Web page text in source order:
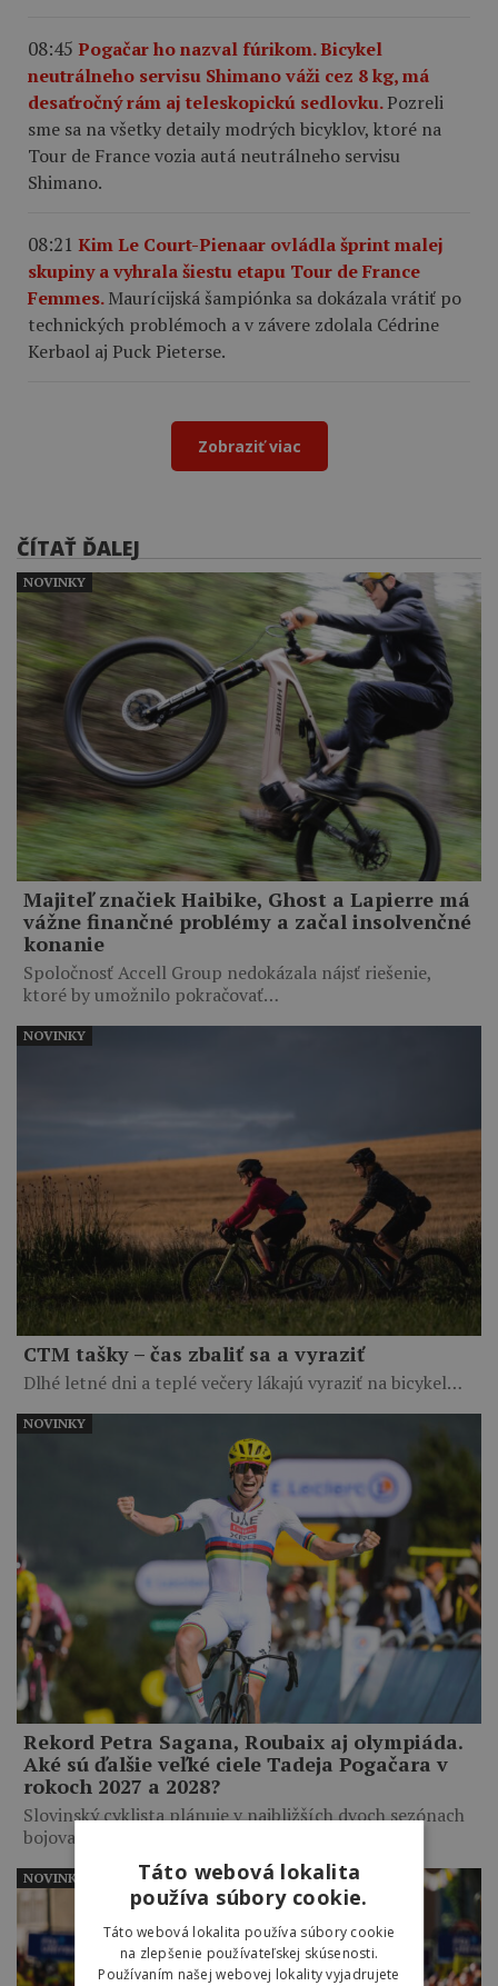
08:45 Pogačar ho nazval fúrikom. Bicykel
neutrálneho servisu Shimano váži cez 8 kg, má
desaťročný rám aj teleskopickú sedlovku.Pozreli
sme sa na všetky detaily modrých bicyklov, ktoré na
Tour de France vozia autá neutrálneho servisu
Shimano.
08:21 Kim Le Court-Pienaar ovládla šprint malej
skupiny a vyhrala šiestu etapu Tour de France
Femmes.Maurícijská šampiónka sa dokázala vrátiť po
technických problémoch a v závere zdolala Cédrine
Kerbaol aj Puck Pieterse.
Zobraziť viac
ČÍTAŤ ĎALEJ
Majiteľ značiek Haibike, Ghost a Lapierre má
vážne finančné problémy a začal insolvenčné
konanie
Spoločnosť Accell Group nedokázala nájsť riešenie,
ktoré by umožnilo pokračovať…
NOVINKY
CTM tašky – čas zbaliť sa a vyraziť
Dlhé letné dni a teplé večery lákajú vyraziť na bicykel…
NOVINKY
Rekord Petra Sagana, Roubaix aj olympiáda.
Aké sú ďalšie veľké ciele Tadeja Pogačara v
rokoch 2027 a 2028?
Slovinský cyklista plánuje v najbližších dvoch sezónach
bojovať aj o…
NOVINKY
NOVINKY
Táto webová lokalita
používa súbory cookie.
Táto webová lokalita používa súbory cookie
na zlepšenie používateľskej skúsenosti.
Používaním našej webovej lokality vyjadrujete